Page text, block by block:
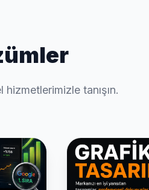
tanışın.